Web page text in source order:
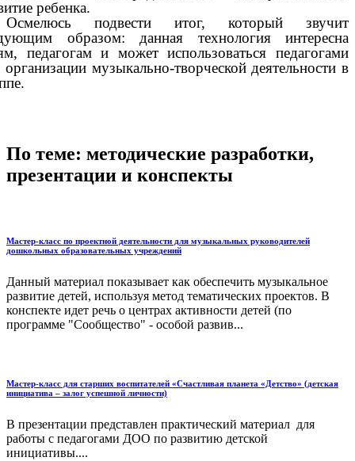
ребенка.
Осмелюсь подвести итог, который звучит
образом: данная технология интересна
педагогам и может использоваться педагогами
музыкально-творческой деятельности в
По теме: методические разработки,
презентации и конспекты
Мастер-класс по проектной деятельности для музыкальных руководителей
дошкольных образовательных учреждений
Данный материал показывает как обеспечить музыкальное
развитие детей, используя метод тематических проектов. В
конспекте идет речь о центрах активности детей (по
программе "Сообщество" - особой развив...
Мастер-класс для старших воспитателей «Счастливая планета «Детство» (детская
инициатива – залог успешной личности)
В презентации представлен практический материал для
работы с педагогами ДОО по развитию детской
инициативы....